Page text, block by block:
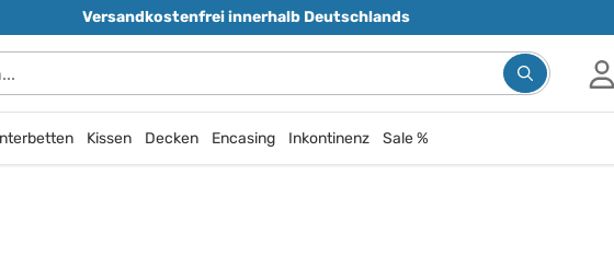
Versandkostenfrei innerhalb Deutschlands
Kissen Decken Encasing Inkontinenz Sale %